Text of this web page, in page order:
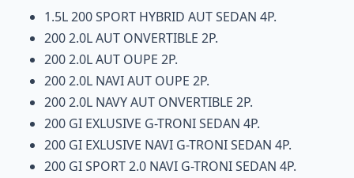
1.5L 200 SPORT HYBRID AUT SEDAN 4P.
200 2.0L AUT ONVERTIBLE 2P.
200 2.0L AUT OUPE 2P.
200 2.0L NAVI AUT OUPE 2P.
200 2.0L NAVY AUT ONVERTIBLE 2P.
200 GI EXLUSIVE G-TRONI SEDAN 4P.
200 GI EXLUSIVE NAVI G-TRONI SEDAN 4P.
200 GI SPORT 2.0 NAVI G-TRONI SEDAN 4P.